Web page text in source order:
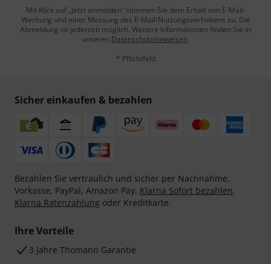
Mit Klick auf „Jetzt anmelden“ stimmen Sie dem Erhalt von E-Mail-
Werbung und einer Messung des E-Mail-Nutzungsverhaltens zu. Die
Abmeldung ist jederzeit möglich. Weitere Informationen finden Sie in
unseren Datenschutzhinweisen.
* Pflichtfeld
Sicher einkaufen & bezahlen
Bezahlen Sie vertraulich und sicher per Nachnahme,
Vorkasse, PayPal, Amazon Pay, Klarna Sofort bezahlen,
Klarna Ratenzahlung oder Kreditkarte.
Ihre Vorteile
3 Jahre Thomann Garantie